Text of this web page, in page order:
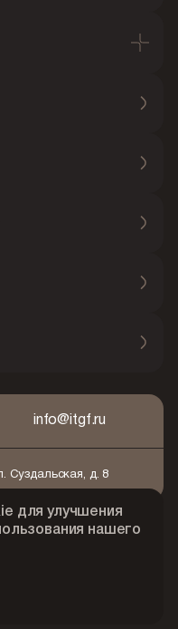
info@itgf.ru
Суздальская, д. 8
галантерейная
для улучшения
нашего